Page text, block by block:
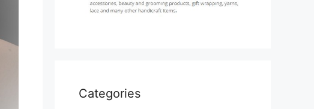
Categories